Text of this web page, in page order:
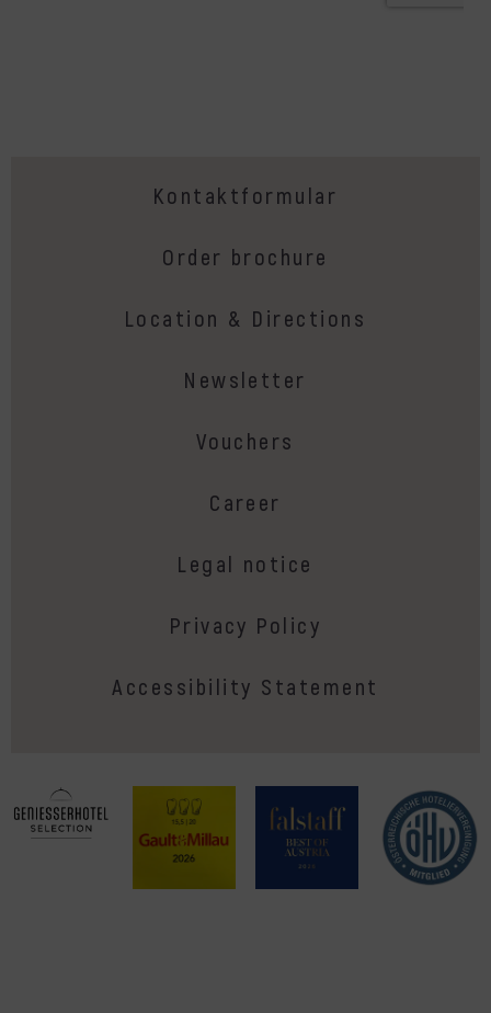
Kontaktformular
Order brochure
Location & Directions
Newsletter
Vouchers
Career
Legal notice
Privacy Policy
Accessibility Statement